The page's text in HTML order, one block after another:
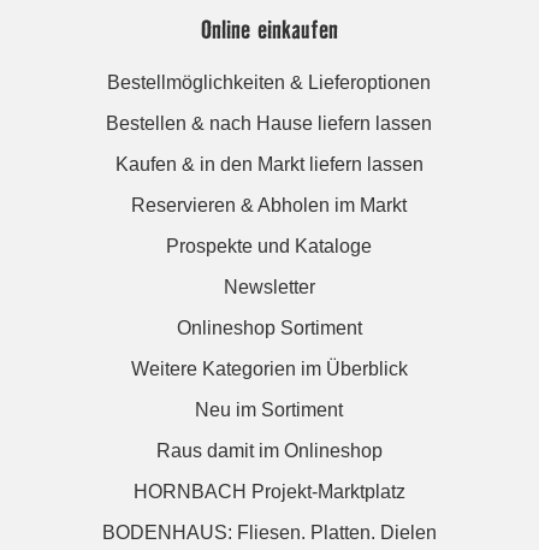
Online einkaufen
Bestellmöglichkeiten & Lieferoptionen
Bestellen & nach Hause liefern lassen
Kaufen & in den Markt liefern lassen
Reservieren & Abholen im Markt
Prospekte und Kataloge
Newsletter
Onlineshop Sortiment
Weitere Kategorien im Überblick
Neu im Sortiment
Raus damit im Onlineshop
HORNBACH Projekt-Marktplatz
BODENHAUS: Fliesen. Platten. Dielen